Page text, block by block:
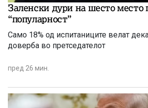
Заленски дури на шесто место по
“популарност”
Само 18% од испитаниците велат
доверба во претседателот
пред 26 мин.